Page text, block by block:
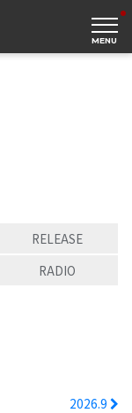
MENU
RELEASE
RADIO
2026.9